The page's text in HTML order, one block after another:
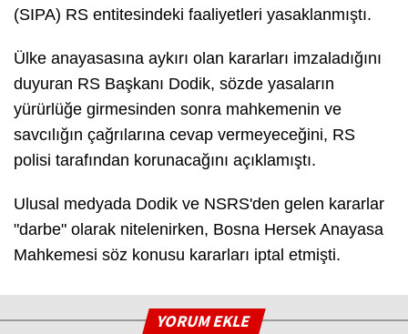
(SIPA) RS entitesindeki faaliyetleri yasaklanmıştı.
Ülke anayasasına aykırı olan kararları imzaladığını
duyuran RS Başkanı Dodik, sözde yasaların
yürürlüğe girmesinden sonra mahkemenin ve
savcılığın çağrılarına cevap vermeyeceğini, RS
polisi tarafından korunacağını açıklamıştı.
Ulusal medyada Dodik ve NSRS'den gelen kararlar
"darbe" olarak nitelenirken, Bosna Hersek Anayasa
Mahkemesi söz konusu kararları iptal etmişti.
YORUM EKLE